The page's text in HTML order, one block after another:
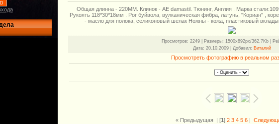
Общая длинна - 220ММ. Клинок - AE damastil. Тюнинг, Англия , Марка
Рукоять 118*30*18мм . Рог буйвола, вулканическая фибра, латунь, "Кориан" ,
- масло для полока, селиконовый шелак Ножны - кожа, пластиковый
Просмотров: 2249 | Размеры: 1500x892px/362.7Kb |
Дата: 20.10.2009 | Добавил: Виталий
Просмотреть фотографию в реальном
« Предыдущая| [1] 2 3 4 5 6|